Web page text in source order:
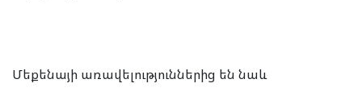
Մեքենայի առավելություններից են նաև